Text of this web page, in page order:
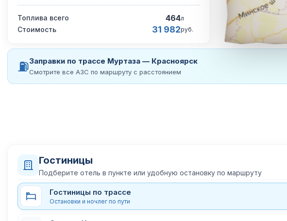
Топлива всего 464л
Стоимость 31 982руб.
⛽Заправки по трассе Муртаза — Красноярск
Смотрите все АЗС по маршруту с расстоянием
Гостиницы
Подберите отель в пункте или удобную остановку по маршруту
Гостиницы по трассе
Остановки и ночлег по пути